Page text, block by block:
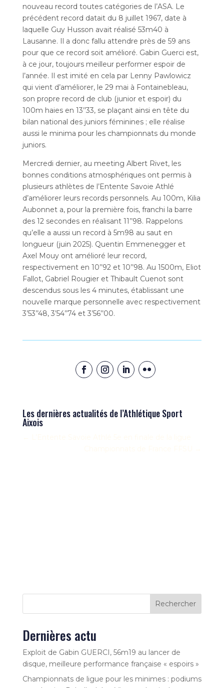
nouveau record toutes catégories de l’ASA. Le
précédent record datait du 8 juillet 1967, date à
laquelle Guy Husson avait réalisé 53m40 à
Lausanne. Il a donc fallu attendre près de 59 ans
pour que ce record soit amélioré. Gabin Guerci est,
à ce jour, toujours meilleur performer espoir de
l’année. Il est imité en cela par Lenny Pawlowicz
qui vient d’améliorer, le 29 mai à Fontainebleau,
son propre record de club (junior et espoir) du
100m haies en 13’’33, se plaçant ainsi en tête du
bilan national des juniors féminines ; elle réalise
aussi le minima pour les championnats du monde
juniors.
Mercredi dernier, au meeting Albert Rivet, les
bonnes conditions atmosphériques ont permis à
plusieurs athlètes de l’Entente Savoie Athlé
d’améliorer leurs records personnels. Au 100m, Kilia
Aubonnet a, pour la première fois, franchi la barre
des 12 secondes en réalisant 11’’98. Rappelons
qu’elle a aussi un record à 5m98 au saut en
longueur (juin 2025). Quentin Emmenegger et
Axel Mouy ont amélioré leur record,
respectivement en 10’’92 et 10’’98. Au 1500m, Eliot
Fallot, Gabriel Rougier et Thibault Cuenot sont
descendus sous les 4 minutes, établissant une
nouvelle marque personnelle avec respectivement
3’53’’48, 3’54’’74 et 3’56’’00.
Les dernières actualités de l’Athlétique Sport
Aixois
Rechercher
Dernières actu
Exploit de Gabin GUERCI, 56m19 au lancer de
disque, meilleure performance française « espoirs »
Championnats de ligue pour les minimes : podiums